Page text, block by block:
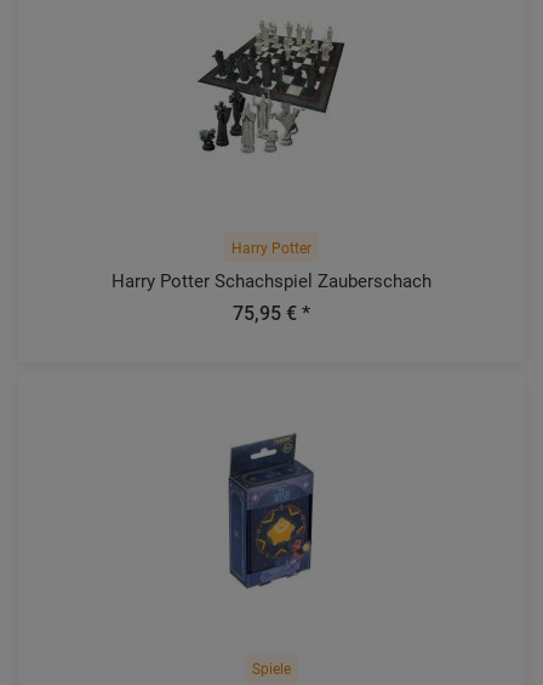
Harry Potter
Harry Potter Schachspiel Zauberschach
75,95 € *
Spiele